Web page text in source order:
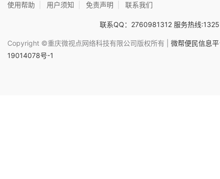
使用帮助 用户须知 免责声明 联系我们
联系QQ：2760981312 服务热线
Copyright ©重庆微视点网络科技有限公司版权所有 |
微帮便民信息
19014078号-1